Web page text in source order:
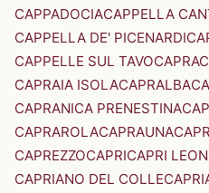
CAPPADOCIACAPPELLA
CAPPELLA DE' PICENARDI
CAPPELLE SUL TAVO
CAPRAIA ISOLACAPRALBA
CAPRANICA PRENESTINA
CAPRAROLACAPRAUNA
CAPREZZOCAPRICAPRI
CAPRIANO DEL COLLE